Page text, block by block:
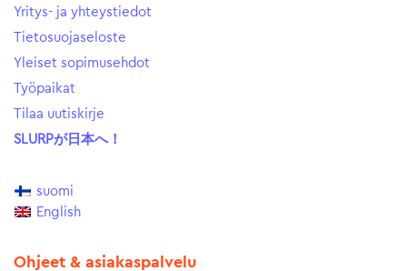
Yritys- ja yhteystiedot
Tietosuojaseloste
Yleiset sopimusehdot
Työpaikat
Tilaa uutiskirje
SLURPが日本へ！
suomi
English
Ohjeet & asiakaspalvelu